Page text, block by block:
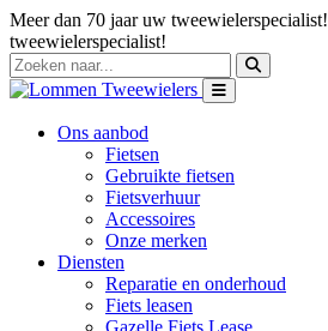
Meer dan 70 jaar uw tweewielerspecialist!
tweewielerspecialist!
Ons aanbod
Fietsen
Gebruikte fietsen
Fietsverhuur
Accessoires
Onze merken
Diensten
Reparatie en onderhoud
Fiets leasen
Gazelle Fiets Lease